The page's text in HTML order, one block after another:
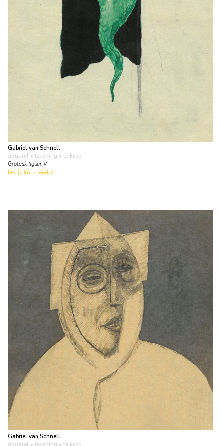
Gabriel van Schnell
aquarel • tekening • te koop
Grotesk figuur V
bekijk kunstwerk
Gabriel van Schnell
aquarel • tekening • te koop